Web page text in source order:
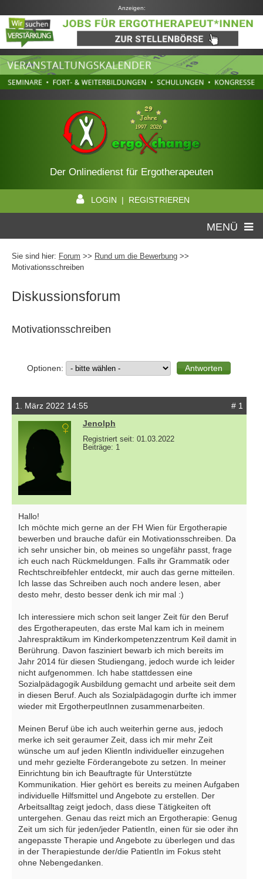
Anzeigen:
Der Onlinedienst für Ergotherapeuten
LOGIN | REGISTRIEREN
MENÜ
Sie sind hier: Forum >> Rund um die Bewerbung >>
Motivationsschreiben
Diskussionsforum
Motivationsschreiben
Optionen:
1. März 2022 14:55
# 1
Jenolph
Registriert seit: 01.03.2022
Beiträge: 1
Hallo!
Ich möchte mich gerne an der FH Wien für Ergotherapie
bewerben und brauche dafür ein Motivationsschreiben. Da
ich sehr unsicher bin, ob meines so ungefähr passt, frage
ich euch nach Rückmeldungen. Falls ihr Grammatik oder
Rechtschreibfehler entdeckt, mir auch das gerne mitteilen.
Ich lasse das Schreiben auch noch andere lesen, aber
desto mehr, desto besser denk ich mir mal :)
Ich interessiere mich schon seit langer Zeit für den Beruf
des Ergotherapeuten, das erste Mal kam ich in meinem
Jahrespraktikum im Kinderkompetenzzentrum Keil damit in
Berührung. Davon fasziniert bewarb ich mich bereits im
Jahr 2014 für diesen Studiengang, jedoch wurde ich leider
nicht aufgenommen. Ich habe stattdessen eine
Sozialpädagogik Ausbildung gemacht und arbeite seit dem
in diesen Beruf. Auch als Sozialpädagogin durfte ich immer
wieder mit ErgotherpeutInnen zusammenarbeiten.
Meinen Beruf übe ich auch weiterhin gerne aus, jedoch
merke ich seit geraumer Zeit, dass ich mir mehr Zeit
wünsche um auf jeden KlientIn individueller einzugehen
und mehr gezielte Förderangebote zu setzen. In meiner
Einrichtung bin ich Beauftragte für Unterstützte
Kommunikation. Hier gehört es bereits zu meinen Aufgaben
individuelle Hilfsmittel und Angebote zu erstellen. Der
Arbeitsalltag zeigt jedoch, dass diese Tätigkeiten oft
untergehen. Genau das reizt mich an Ergotherapie: Genug
Zeit um sich für jeden/jeder PatientIn, einen für sie oder ihn
angepasste Therapie und Angebote zu überlegen und das
in der Therapiestunde der/die PatientIn im Fokus steht
ohne Nebengedanken.